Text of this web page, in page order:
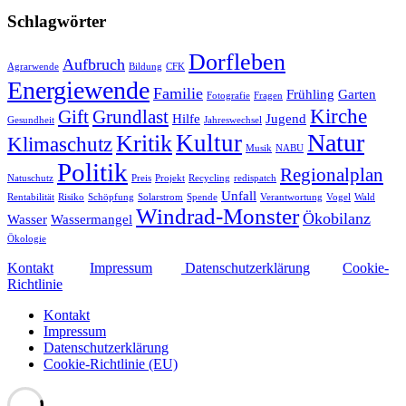
Schlagwörter
Agrarwende Aufbruch Bildung CFK Dorfleben
Energiewende Familie Fotografie Fragen Frühling Garten
Gesundheit GiftGrundlast Hilfe Jahreswechsel Jugend Kirche
KlimaschutzKritikKultur Musik NABU Natur
Natuschutz Politik Preis Projekt Recycling redispatch Regionalplan
Rentabilität Risiko Schöpfung Solarstrom Spende Unfall Verantwortung Vogel Wald
Wasser Wassermangel Windrad-Monster Ökobilanz
Ökologie
Kontakt Impressum Datenschutzerklärung
Cookie-
Richtlinie
Kontakt
Impressum
Datenschutzerklärung
Cookie-Richtlinie (EU)